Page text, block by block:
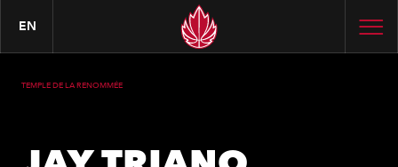
EN
TEMPLE DE LA RENOMMÉE